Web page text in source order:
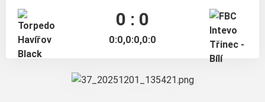
0 : 0
0:0,0:0,0:0